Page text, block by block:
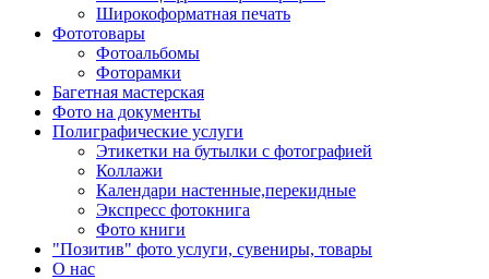
Широкоформатная печать
Фототовары
Фотоальбомы
Фоторамки
Багетная мастерская
Фото на документы
Полиграфические услуги
Этикетки на бутылки c фотографией
Коллажи
Календари настенные,перекидные
Экспресс фотокнига
Фото книги
"Позитив" фото услуги, сувениры, товары
О нас